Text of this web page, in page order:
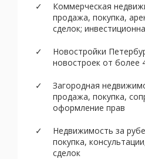
Коммерческая
продажа, покупка,
сделок;
Новостройки
новостроек от более
Загородная
продажа, покупка,
оформление прав
Недвижимость за
покупка,
сделок